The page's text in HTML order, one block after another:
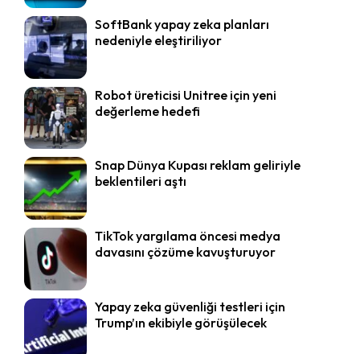
SoftBank yapay zeka planları
nedeniyle eleştiriliyor
Robot üreticisi Unitree için yeni
değerleme hedefi
Snap Dünya Kupası reklam geliriyle
beklentileri aştı
TikTok yargılama öncesi medya
davasını çözüme kavuşturuyor
Yapay zeka güvenliği testleri için
Trump’ın ekibiyle görüşülecek